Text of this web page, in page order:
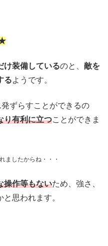
け装備しているのと、 敵を
るようです。
ずらすことができるの
り有利に立つことができま
ましたからね・・・
操作等もないため、強さ、
思われます。